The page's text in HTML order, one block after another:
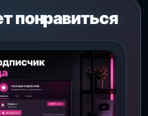
понравиться